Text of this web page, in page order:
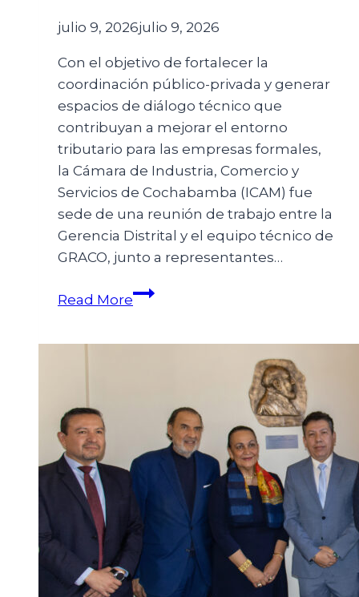
julio 9, 2026julio 9, 2026
Con el objetivo de fortalecer la
coordinación público-privada y generar
espacios de diálogo técnico que
contribuyan a mejorar el entorno
tributario para las empresas formales,
la Cámara de Industria, Comercio y
Servicios de Cochabamba (ICAM) fue
sede de una reunión de trabajo entre la
Gerencia Distrital y el equipo técnico de
GRACO, junto a representantes…
Read More